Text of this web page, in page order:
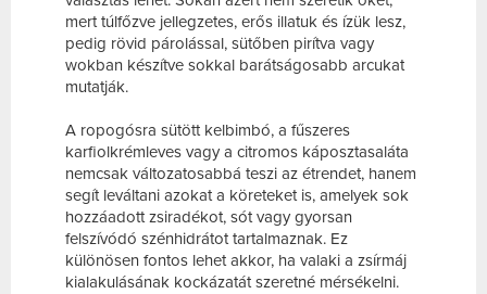
mert túlfőzve jellegzetes, erős illatuk és ízük lesz,
pedig rövid párolással, sütőben pirítva vagy
wokban készítve sokkal barátságosabb arcukat
mutatják.
A ropogósra sütött kelbimbó, a fűszeres
karfiolkrémleves vagy a citromos káposztasaláta
nemcsak változatosabbá teszi az étrendet, hanem
segít leváltani azokat a köreteket is, amelyek sok
hozzáadott zsiradékot, sót vagy gyorsan
felszívódó szénhidrátot tartalmaznak. Ez
különösen fontos lehet akkor, ha valaki a zsírmáj
kialakulásának kockázatát szeretné mérsékelni.